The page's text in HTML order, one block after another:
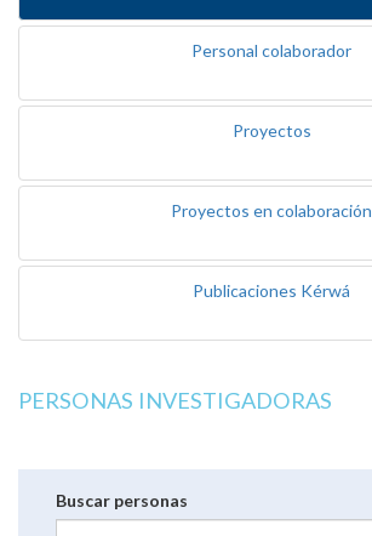
Personal colaborador
Proyectos
Proyectos en colaboración
Publicaciones Kérwá
PERSONAS INVESTIGADORAS
Buscar personas